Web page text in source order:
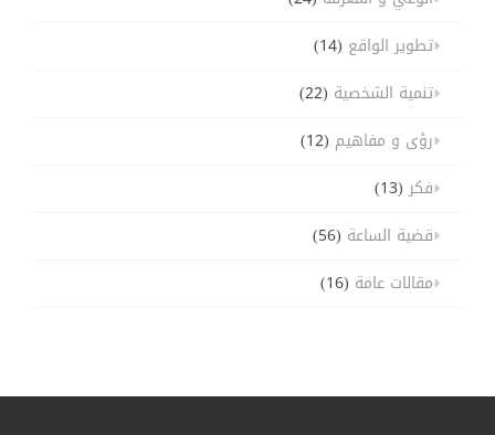
تطوير الواقع (14)
تنمية الشخصية (22)
رؤى و مفاهيم (12)
فكر(13)
قضية الساعة (56)
مقالات عامة (16)